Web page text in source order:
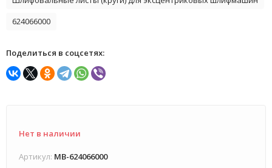
624066000
Поделиться в соцсетях:
Нет в наличии
Артикул: MB-624066000